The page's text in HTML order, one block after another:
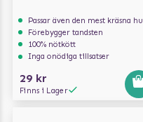
Passar även den mest kräsna hunden
Förebygger tandsten
100% nötkött
Inga onödiga tillsatser
29 kr
Finns i Lager